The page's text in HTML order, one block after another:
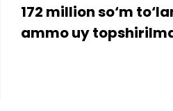
172 million so‘m to‘landi,
ammo uy topshirilmadi…